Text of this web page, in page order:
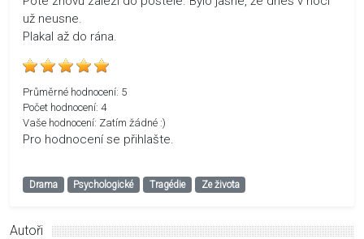
už neusne.
Plakal až do rána.
Průměrné hodnocení: 5
Počet hodnocení: 4
Vaše hodnocení: Zatím žádné :)
Pro hodnocení se přihlašte.
Drama Psychologické Tragédie Ze života
Autoři